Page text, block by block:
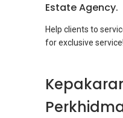
Estate Agency.
Help clients to